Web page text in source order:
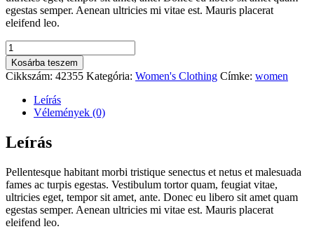
egestas semper. Aenean ultricies mi vitae est. Mauris placerat
eleifend leo.
Business
Graphic
Tee
mennyiség
Kosárba teszem
Cikkszám: 42355 Kategória: Women's Clothing Címke: women
Leírás
Vélemények (0)
Leírás
Pellentesque habitant morbi tristique senectus et netus et malesuada
fames ac turpis egestas. Vestibulum tortor quam, feugiat vitae,
ultricies eget, tempor sit amet, ante. Donec eu libero sit amet quam
egestas semper. Aenean ultricies mi vitae est. Mauris placerat
eleifend leo.